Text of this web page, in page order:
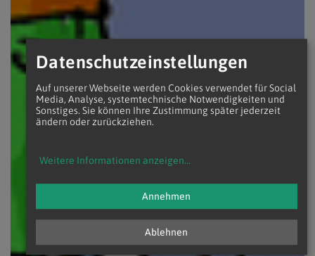
Datenschutzeinstellungen
Auf unserer Webseite werden Cookies verwendet für Social
Media, Analyse, systemtechnische Notwendigkeiten und
Sonstiges. Sie können Ihre Zustimmung später jederzeit
ändern oder zurückziehen.
Weitere Informationen anzeigen...
Ablehnen
Annehmen